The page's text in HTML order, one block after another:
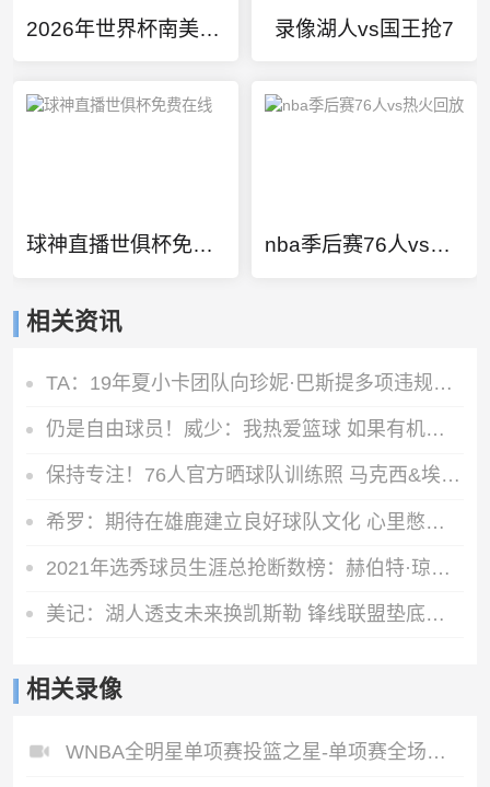
2026年世界杯南美区预选赛巴西VS阿根廷 录像湖人vs国王抢7
球神直播世俱杯免费在线 nba季后赛76人vs热火回放
相关资讯
TA：19年夏小卡团队向珍妮·巴斯提多项违规激励要求 但都被拒绝
仍是自由球员！威少：我热爱篮球 如果有机会继续打球我会抓住它
保持专注！76人官方晒球队训练照 马克西&埃奇库姆在列
希罗：期待在雄鹿建立良好球队文化 心里憋着劲去证明自己
2021年选秀球员生涯总抢断数榜：赫伯特·琼斯第一 申京第四
美记：湖人透支未来换凯斯勒 锋线联盟垫底无力补强
相关录像
WNBA全明星单项赛投篮之星-单项赛全场录像